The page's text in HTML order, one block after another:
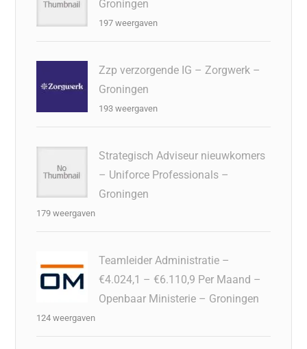
Groningen
197 weergaven
Zzp verzorgende IG – Zorgwerk –
Groningen
193 weergaven
Strategisch Adviseur nieuwkomers
– Uniforce Professionals –
Groningen
179 weergaven
Teamleider Administratie –
€4.024,1 – €6.110,9 Per Maand –
Openbaar Ministerie – Groningen
124 weergaven